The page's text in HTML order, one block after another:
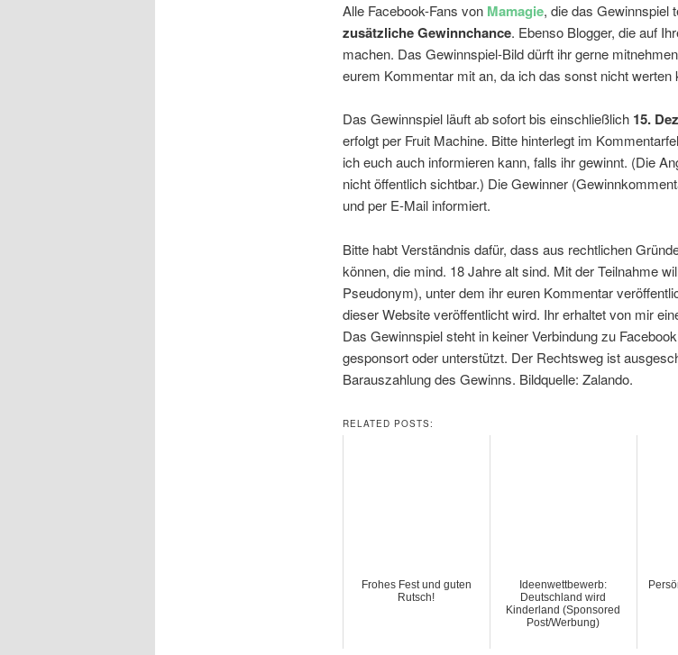
Alle Facebook-Fans von Mamagie, die das Gewinnspiel
zusätzliche Gewinnchance. Ebenso Blogger, die auf
machen. Das Gewinnspiel-Bild dürft ihr gerne
eurem Kommentar mit an, da ich das sonst nicht werten
Das Gewinnspiel läuft ab sofort bis einschließlich 15.
erfolgt per Fruit Machine. Bitte hinterlegt im
ich euch auch informieren kann, falls ihr gewinnt. (Die
nicht öffentlich sichtbar.) Die Gewinner
und per E-Mail informiert.
Bitte habt Verständnis dafür, dass aus rechtlichen
können, die mind. 18 Jahre alt sind. Mit der Teilnahme
Pseudonym), unter dem ihr euren Kommentar
dieser Website veröffentlicht wird. Ihr erhaltet von mir
Das Gewinnspiel steht in keiner Verbindung zu
gesponsort oder unterstützt. Der Rechtsweg ist
Barauszahlung des Gewinns. Bildquelle: Zalando.
RELATED POSTS:
Frohes Fest und guten
Rutsch!
Ideenwettbewerb:
Deutschland wird
Kinderland (Sponsored
Post/Werbung)